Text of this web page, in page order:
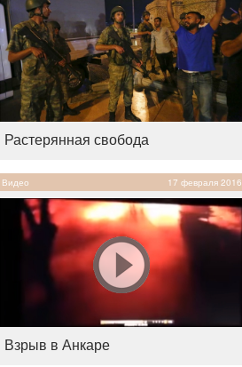
Растерянная свобода
Видео 17 февраля 2016
Взрыв в Анкаре